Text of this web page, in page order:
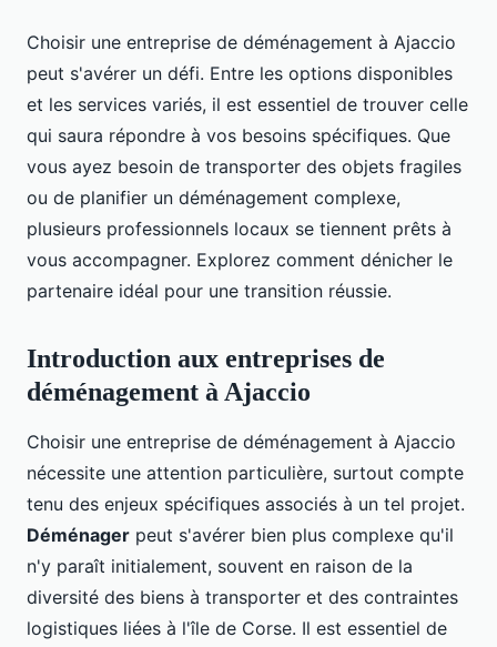
Choisir une entreprise de déménagement à Ajaccio
peut s'avérer un défi. Entre les options disponibles
et les services variés, il est essentiel de trouver celle
qui saura répondre à vos besoins spécifiques. Que
vous ayez besoin de transporter des objets fragiles
ou de planifier un déménagement complexe,
plusieurs professionnels locaux se tiennent prêts à
vous accompagner. Explorez comment dénicher le
partenaire idéal pour une transition réussie.
Introduction aux entreprises de
déménagement à Ajaccio
Choisir une entreprise de déménagement à Ajaccio
nécessite une attention particulière, surtout compte
tenu des enjeux spécifiques associés à un tel projet.
Déménager peut s'avérer bien plus complexe qu'il
n'y paraît initialement, souvent en raison de la
diversité des biens à transporter et des contraintes
logistiques liées à l'île de Corse. Il est essentiel de